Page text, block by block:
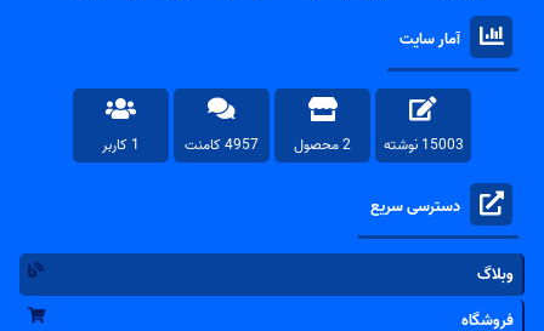
آمار سایت
15003 نوشته 2 محصول 4957 کامنت 1 کاربر
دسترسی سریع
وبلاگ
فروشگاه